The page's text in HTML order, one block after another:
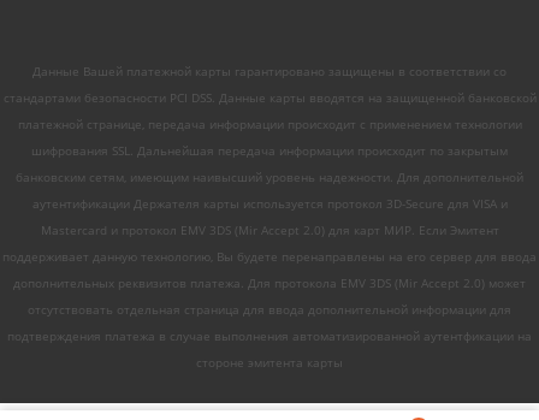
Данные Вашей платежной карты гарантировано защищены в соответствии со
стандартами безопасности PCI DSS. Данные карты вводятся на защищенной банковской
платежной странице, передача информации происходит с применением технологии
шифрования SSL. Дальнейшая передача информации происходит по закрытым
банковским сетям, имеющим наивысший уровень надежности. Для дополнительной
аутентификации Держателя карты используется протокол 3D-Secure для VISA и
Mastercard и протокол EMV 3DS (Mir Accept 2.0) для карт МИР. Если Эмитент
поддерживает данную технологию, Вы будете перенаправлены на его сервер для ввода
дополнительных реквизитов платежа. Для протокола EMV 3DS (Mir Accept 2.0) может
отсутствовать отдельная страница для ввода дополнительной информации для
подтверждения платежа в случае выполнения автоматизированной аутентфикации на
стороне эмитента карты